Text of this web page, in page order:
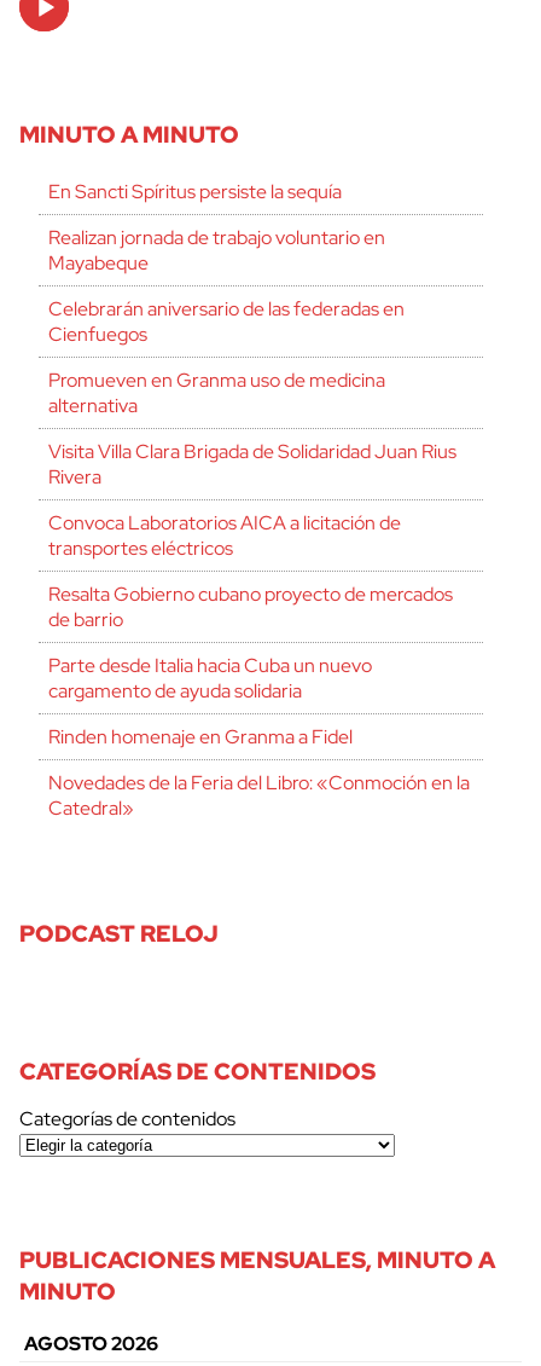
Player
MINUTO A MINUTO
En Sancti Spíritus persiste la sequía
Realizan jornada de trabajo voluntario en
Mayabeque
Celebrarán aniversario de las federadas en
Cienfuegos
Promueven en Granma uso de medicina
alternativa
Visita Villa Clara Brigada de Solidaridad Juan Rius
Rivera
Convoca Laboratorios AICA a licitación de
transportes eléctricos
Resalta Gobierno cubano proyecto de mercados
de barrio
Parte desde Italia hacia Cuba un nuevo
cargamento de ayuda solidaria
Rinden homenaje en Granma a Fidel
Novedades de la Feria del Libro: «Conmoción en la
Catedral»
PODCAST RELOJ
CATEGORÍAS DE CONTENIDOS
Categorías de contenidos
PUBLICACIONES MENSUALES, MINUTO A
MINUTO
AGOSTO 2026